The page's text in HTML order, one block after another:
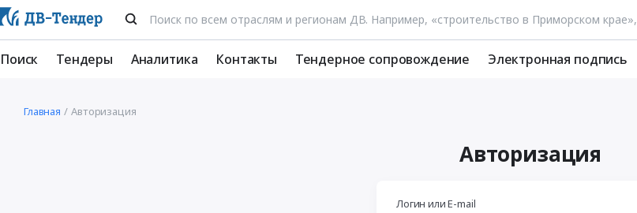
Поиск Тендеры Аналитика Контакты Тендерное сопровождение Электронная подпись
Главная Авторизация
Авторизация
Логин или E-mail